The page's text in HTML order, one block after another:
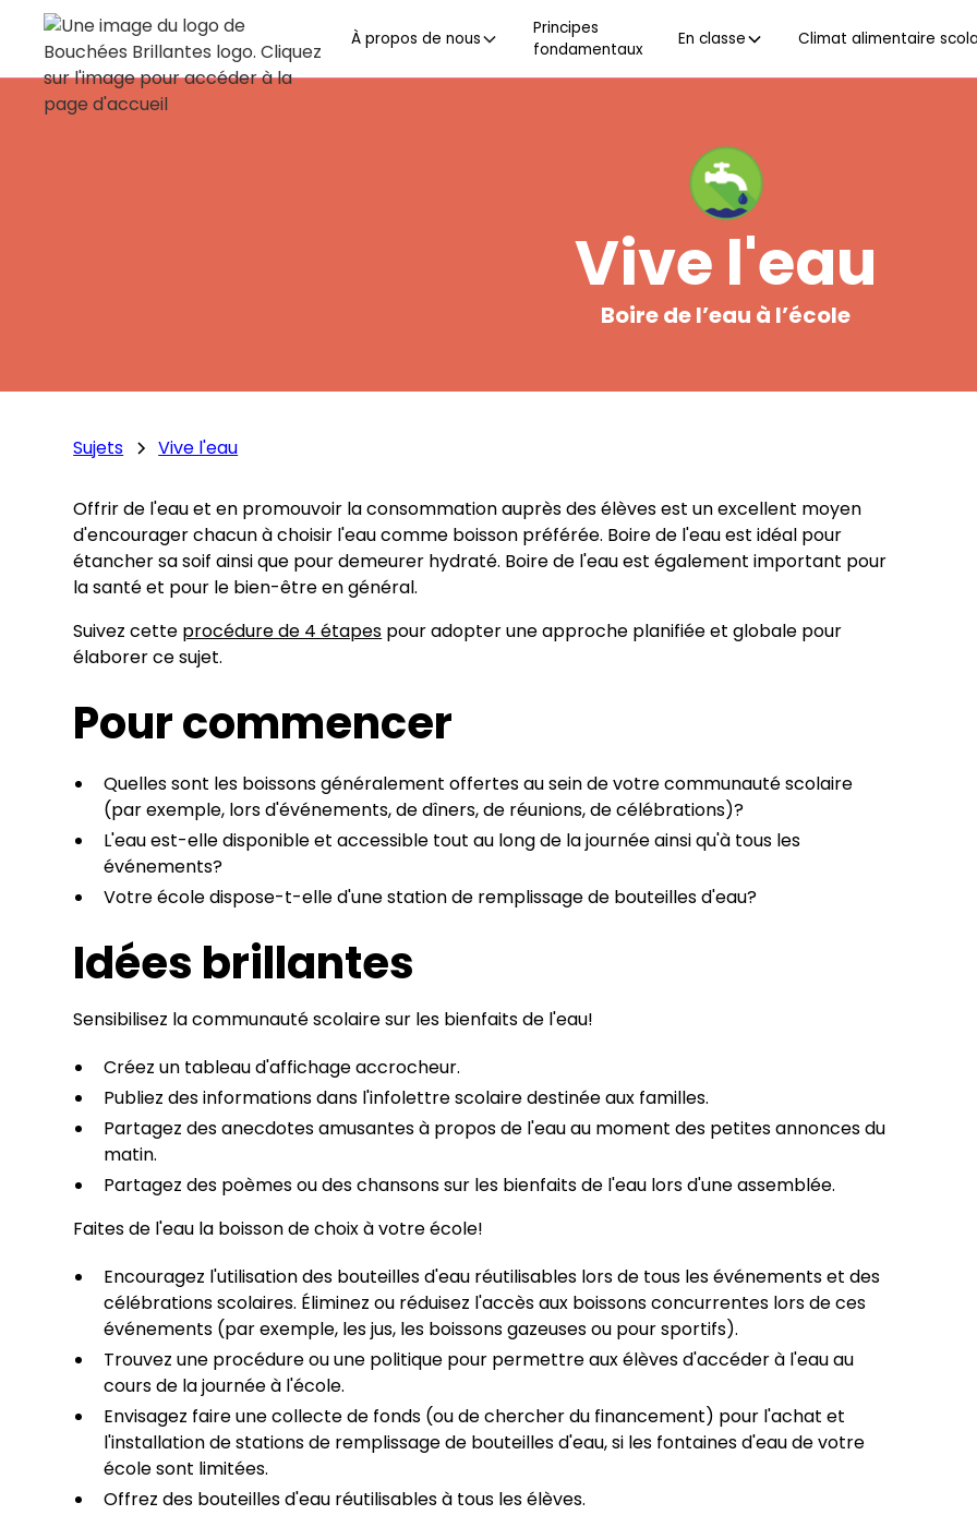
À propos de nous
Principes
fondamentaux
En classe Climat alimentaire
Vive l'eau
Boire de l’eau à l’école
Sujets Vive l'eau
Offrir de l'eau et en promouvoir la consommation auprès des élèves est un excellent moyen
d'encourager chacun à choisir l'eau comme boisson préférée. Boire de l'eau est idéal pour
étancher sa soif ainsi que pour demeurer hydraté. Boire de l'eau est également important pour
la santé et pour le bien-être en général.
Suivez cette procédure de 4 étapes pour adopter une approche planifiée et globale pour
élaborer ce sujet.
Pour commencer
Quelles sont les boissons généralement offertes au sein de votre communauté scolaire
(par exemple, lors d'événements, de dîners, de réunions, de célébrations)?
L'eau est-elle disponible et accessible tout au long de la journée ainsi qu'à tous les
événements?
Votre école dispose-t-elle d'une station de remplissage de bouteilles d'eau?
Idées brillantes
Sensibilisez la communauté scolaire sur les bienfaits de l'eau!
Créez un tableau d'affichage accrocheur.
Publiez des informations dans l'infolettre scolaire destinée aux familles.
Partagez des anecdotes amusantes à propos de l'eau au moment des petites annonces du
matin.
Partagez des poèmes ou des chansons sur les bienfaits de l'eau lors d'une assemblée.
Faites de l'eau la boisson de choix à votre école!
Encouragez l'utilisation des bouteilles d'eau réutilisables lors de tous les événements et des
célébrations scolaires. Éliminez ou réduisez l'accès aux boissons concurrentes lors de ces
événements (par exemple, les jus, les boissons gazeuses ou pour sportifs).
Trouvez une procédure ou une politique pour permettre aux élèves d'accéder à l'eau au
cours de la journée à l'école.
Envisagez faire une collecte de fonds (ou de chercher du financement) pour l'achat et
l'installation de stations de remplissage de bouteilles d'eau, si les fontaines d'eau de votre
école sont limitées.
Offrez des bouteilles d'eau réutilisables à tous les élèves.